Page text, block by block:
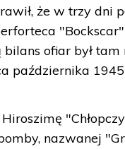
że w trzy dni
ofiar był
października
nazwanej